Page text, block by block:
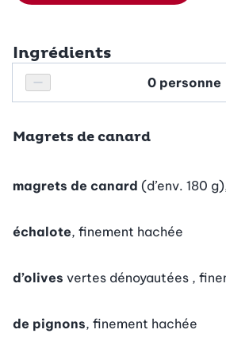
Ingrédients
Réduire le nombre de personnes
Personnes
Magrets de canard
magrets de canard (d’env. 180
échalote, finement hachée
d’olives vertes dénoyautées ,
de pignons, finement hachée